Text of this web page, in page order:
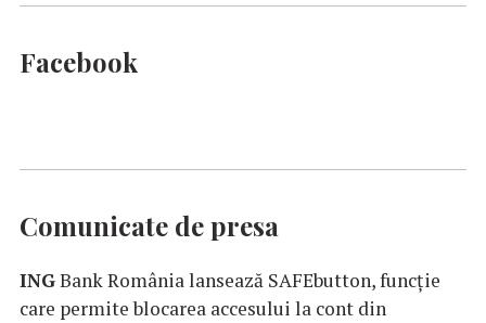
Facebook
Comunicate de presa
INGBank România lansează SAFEbutton, funcţie
care permite blocarea accesului la cont din